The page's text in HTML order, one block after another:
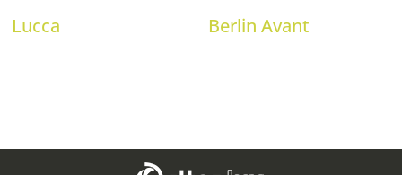
Lucca Berlin Avant